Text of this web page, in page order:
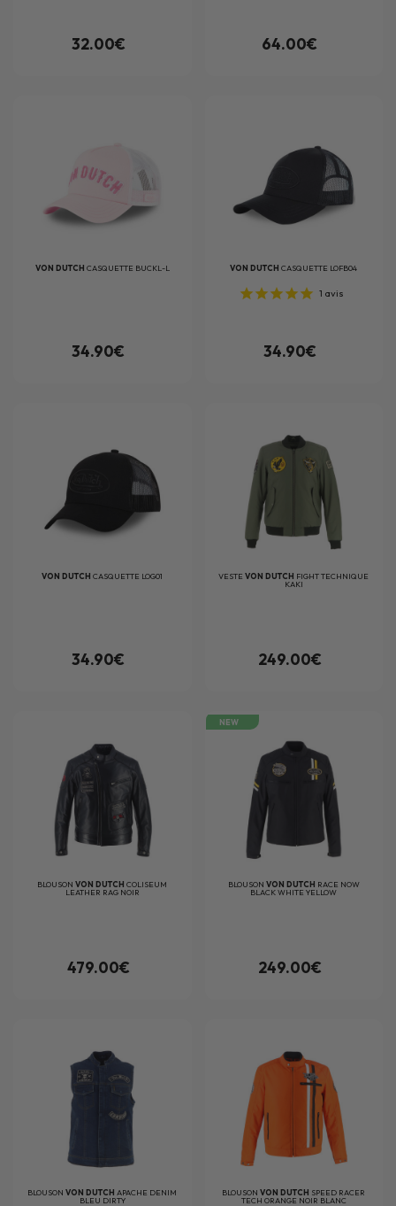
32.00€ 64.00€
VON DUTCH CASQUETTE BUCKL-L
34.90€
VON DUTCHCASQUETTE LOFB04
1 avis
34.90€
VON DUTCHCASQUETTE LOG01
34.90€
VESTEVON DUTCH FIGHT TECHNIQUE
KAKI
249.00€
BLOUSONVON DUTCHCOLISEUM
LEATHER RAG NOIR
479.00€
NEW
BLOUSON VON DUTCH RACE NOW
BLACK WHITE YELLOW
249.00€
BLOUSONVON DUTCH APACHE DENIM
BLEU DIRTY
BLOUSONVON DUTCH SPEED RACER
TECH ORANGE NOIR BLANC